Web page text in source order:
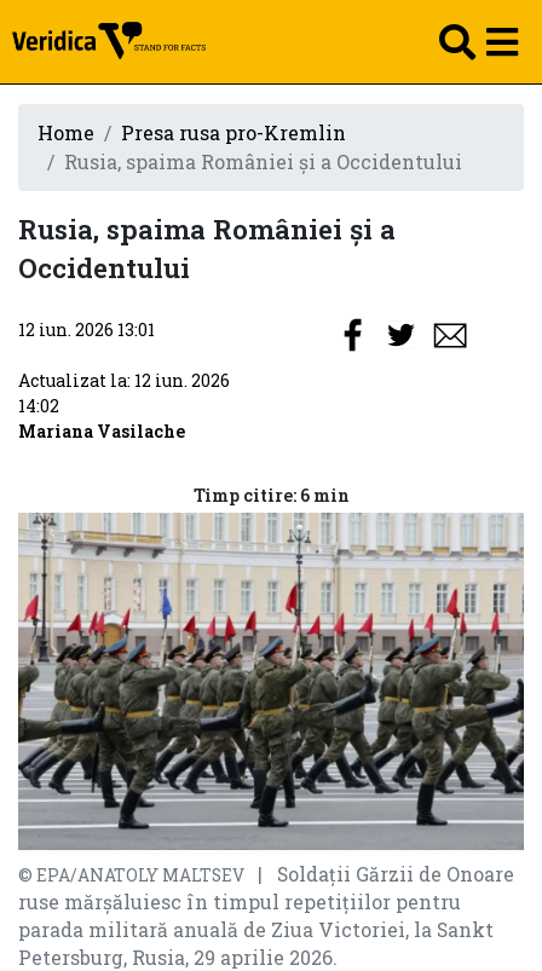
Home
Presa rusa pro-Kremlin
Rusia, spaima României și a Occidentului
Rusia, spaima României și a
Occidentului
© EPA/ANATOLY MALTSEV
| Soldații Gărzii de Onoare
ruse mărșăluiesc în timpul repetițiilor pentru
parada militară anuală de Ziua Victoriei, la Sankt
Petersburg, Rusia, 29 aprilie 2026.
12 iun. 2026 13:01
Actualizat la: 12 iun. 2026
14:02
Mariana Vasilache
Timp citire: 6 min